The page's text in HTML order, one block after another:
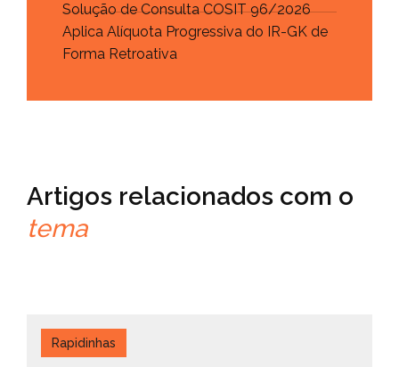
Solução de Consulta COSIT 96/2026
Aplica Alíquota Progressiva do IR-GK de
Forma Retroativa
Artigos relacionados com o
tema
Rapidinhas